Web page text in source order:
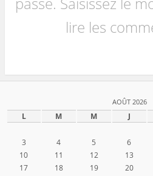
lire les
AOÛT 2026
L M M J
3
4 5 6
10
11 12 13
17
18 19 20